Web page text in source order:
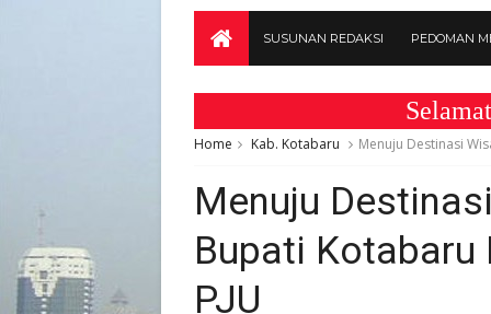
SUSUNAN REDAKSI PEDOMAN
Selamat
Home Kab. Kotabaru Menuju Destinasi
Menuju
Bupati Kotabaru
PJU